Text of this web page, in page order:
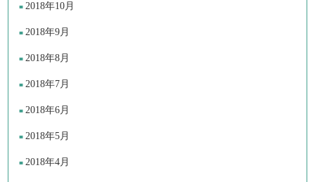
2018年10月
2018年9月
2018年8月
2018年7月
2018年6月
2018年5月
2018年4月